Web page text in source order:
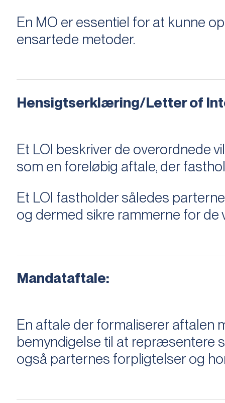
En MO er essentiel for at kunne
ensartede metoder.
Hensigtserklæring/Letter of
Et LOI beskriver de overordnede
som en foreløbig aftale, der
Et LOI fastholder således
og dermed sikre rammerne for de
Mandataftale:
En aftale der formaliserer
bemyndigelse til at repræsentere
også parternes forpligtelser og